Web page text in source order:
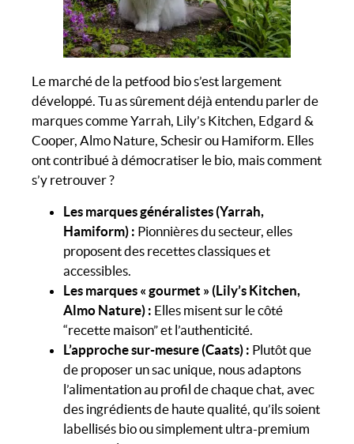
Le marché de la petfood bio s’est largement
développé. Tu as sûrement déjà entendu parler de
marques comme Yarrah, Lily’s Kitchen, Edgard &
Cooper, Almo Nature, Schesir ou Hamiform. Elles
ont contribué à démocratiser le bio, mais comment
s’y retrouver ?
Les marques généralistes (Yarrah,
Hamiform) : Pionnières du secteur, elles
proposent des recettes classiques et
accessibles.
Les marques « gourmet » (Lily’s Kitchen,
Almo Nature) : Elles misent sur le côté
“recette maison” et l’authenticité.
L’approche sur-mesure (Caats) : Plutôt que
de proposer un sac unique, nous adaptons
l’alimentation au profil de chaque chat, avec
des ingrédients de haute qualité, qu’ils soient
labellisés bio ou simplement ultra-premium